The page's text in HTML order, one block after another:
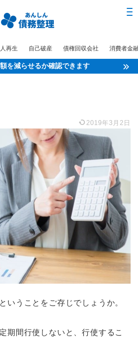
再生 自己破産 債権回収会社 消費者金
を減らせるか確認できます
2019年3月2日
いうことをご存じでしょうか。
期間行使しないと、行使するこ